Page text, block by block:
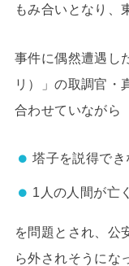
もみ合いとなり、
事件に偶然遭遇し
リ）」の取調官・
合わせていながら
塔子を説得でき
1人の人間が亡
を問題とされ、公
ら外されそうにな